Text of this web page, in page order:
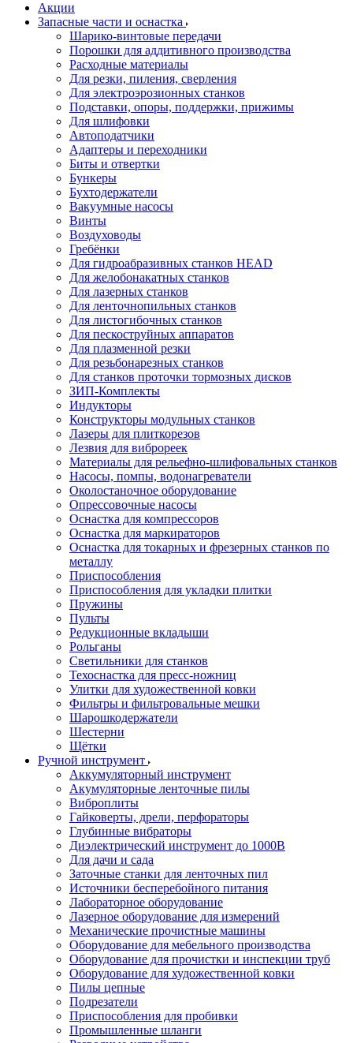
Акции
Запасные части и оснастка
Шарико-винтовые передачи
Порошки для аддитивного производства
Расходные материалы
Для резки, пиления, сверления
Для электроэрозионных станков
Подставки, опоры, поддержки, прижимы
Для шлифовки
Автоподатчики
Адаптеры и переходники
Биты и отвертки
Бункеры
Бухтодержатели
Вакуумные насосы
Винты
Воздуховоды
Гребёнки
Для гидроабразивных станков HEAD
Для желобонакатных станков
Для лазерных станков
Для ленточнопильных станков
Для листогибочных станков
Для пескоструйных аппаратов
Для плазменной резки
Для резьбонарезных станков
Для станков проточки тормозных дисков
ЗИП-Комплекты
Индукторы
Конструкторы модульных станков
Лазеры для плиткорезов
Лезвия для виброреек
Материалы для рельефно-шлифовальных станков
Насосы, помпы, водонагреватели
Околостаночное оборудование
Опрессовочные насосы
Оснастка для компрессоров
Оснастка для маркираторов
Оснастка для токарных и фрезерных станков по
металлу
Приспособления
Приспособления для укладки плитки
Пружины
Пульты
Редукционные вкладыши
Рольганы
Светильники для станков
Техоснастка для пресс-ножниц
Улитки для художественной ковки
Фильтры и фильтровальные мешки
Шарошкодержатели
Шестерни
Щётки
Ручной инструмент
Аккумуляторный инструмент
Акумуляторные ленточные пилы
Виброплиты
Гайковерты, дрели, перфораторы
Глубинные вибраторы
Диэлектрический инструмент до 1000В
Для дачи и сада
Заточные станки для ленточных пил
Источники бесперебойного питания
Лабораторное оборудование
Лазерное оборудование для измерений
Механические прочистные машины
Оборудование для мебельного производства
Оборудование для прочистки и инспекции труб
Оборудование для художественной ковки
Пилы цепные
Подрезатели
Приспособления для пробивки
Промышленные шланги